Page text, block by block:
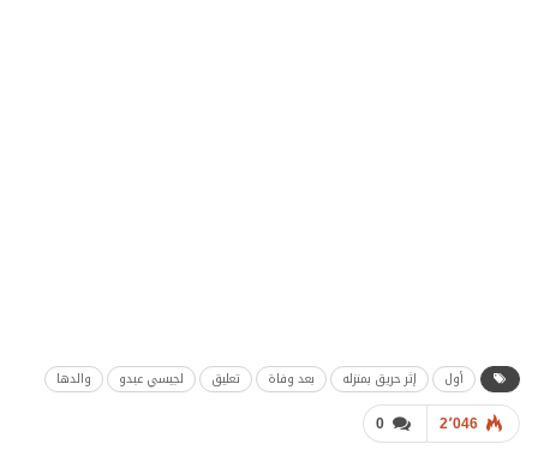
أول إثر حريق بمنزله بعد وفاة تعليق لجيسي عبدو والدها
0 2٬046